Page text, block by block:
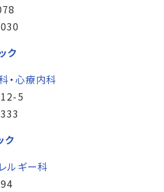
ク
・心療内科
5
ク
ルギー科